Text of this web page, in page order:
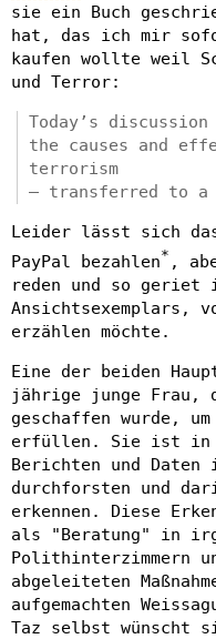
sie ein Buch
hat, das ich mir
kaufen wollte weil
und Terror:
Today’s discussion
the causes and
terrorism
– transferred to
Leider lässt sich
PayPal bezahlen* ,
reden und so geriet
Ansichtsexemplars,
erzählen möchte.
Eine der beiden
jährige junge Frau,
geschaffen wurde,
erfüllen. Sie ist in
Berichten und
durchforsten und
erkennen. Diese
als "Beratung" in
Polithinterzimmern
abgeleiteten
aufgemachten
Taz selbst wünscht